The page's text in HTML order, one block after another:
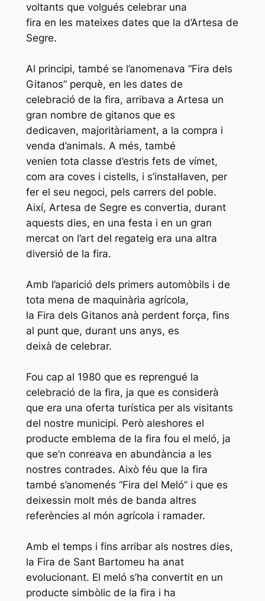
voltants que volgués celebrar una
fira en les mateixes dates que la d’Artesa de
Segre.
Al principi, també se l’anomenava “Fira dels
Gitanos” perquè, en les dates de
celebració de la fira, arribava a Artesa un
gran nombre de gitanos que es
dedicaven, majoritàriament, a la compra i
venda d’animals. A més, també
venien tota classe d’estris fets de vímet,
com ara coves i cistells, i s’instal·laven, per
fer el seu negoci, pels carrers del poble.
Així, Artesa de Segre es convertia, durant
aquests dies, en una festa i en un gran
mercat on l’art del regateig era una altra
diversió de la fira.
Amb l’aparició dels primers automòbils i de
tota mena de maquinària agrícola,
la Fira dels Gitanos anà perdent força, fins
al punt que, durant uns anys, es
deixà de celebrar.
Fou cap al 1980 que es reprengué la
celebració de la fira, ja que es considerà
que era una oferta turística per als visitants
del nostre municipi. Però aleshores el
producte emblema de la fira fou el meló, ja
que se’n conreava en abundància a les
nostres contrades. Això féu que la fira
també s’anomenés “Fira del Meló” i que es
deixessin molt més de banda altres
referències al món agrícola i ramader.
Amb el temps i fins arribar als nostres dies,
la Fira de Sant Bartomeu ha anat
evolucionant. El meló s’ha convertit en un
producte simbòlic de la fira i ha